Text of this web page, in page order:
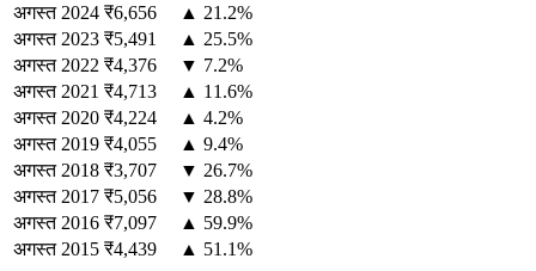
अगस्त 2024 ₹6,656
▲ 21.2%
अगस्त 2023 ₹5,491
▲ 25.5%
अगस्त 2022 ₹4,376
▼ 7.2%
अगस्त 2021 ₹4,713
▲ 11.6%
अगस्त 2020 ₹4,224
▲ 4.2%
अगस्त 2019 ₹4,055
▲ 9.4%
अगस्त 2018 ₹3,707
▼ 26.7%
अगस्त 2017 ₹5,056
▼ 28.8%
अगस्त 2016 ₹7,097
▲ 59.9%
अगस्त 2015 ₹4,439 ▲ 51.1%